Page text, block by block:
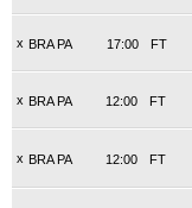
x BRA PA FT
17:00
x BRA PA FT
12:00
x BRA PA FT
12:00